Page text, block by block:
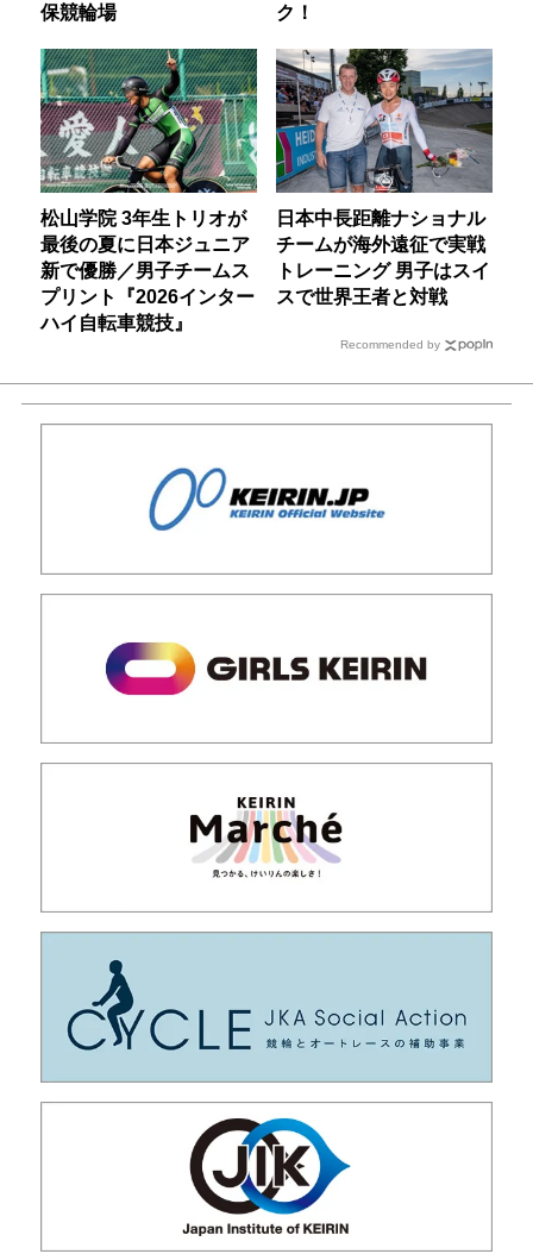
保競輪場
ク！
松山学院 3年生トリオが
最後の夏に日本ジュニア
新で優勝／男子チームス
プリント『2026インター
ハイ自転車競技』
日本中長距離ナショナル
チームが海外遠征で実戦
トレーニング 男子はスイ
スで世界王者と対戦
Recommended by